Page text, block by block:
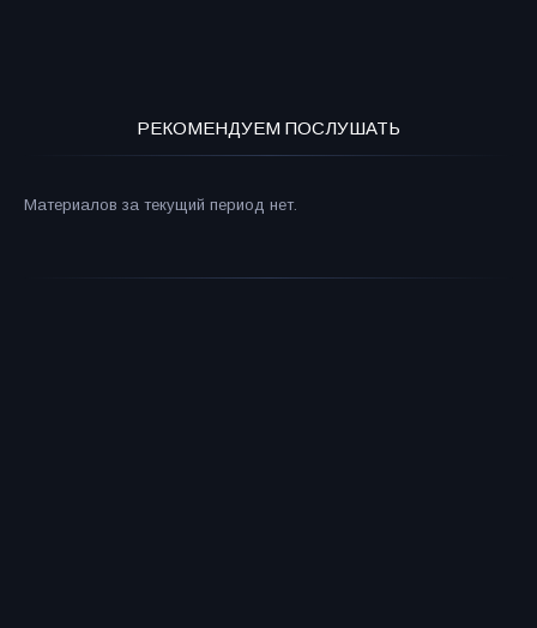
РЕКОМЕНДУЕМ ПОСЛУШАТЬ
Материалов за текущий период нет.